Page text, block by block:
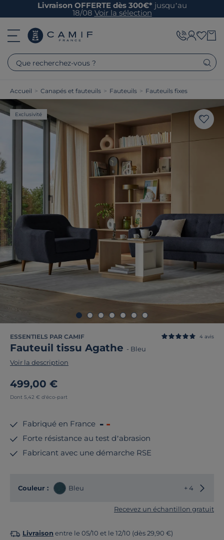
Livraison OFFERTE dès 300€* jusqu’au
18/08 Voir la sélection
Que recherchez-vous ?
Accueil > Canapés et fauteuils > Fauteuils > Fauteuils fixes
Exclusivité
ESSENTIELS PAR CAMIF
Fauteuil tissu Agathe - Bleu
4 avis
Voir la description
499,00 €
Dont 5,42 € d'éco-part
Fabriqué en France
Forte résistance au test d’abrasion
Fabricant avec une démarche RSE
Couleur : Bleu + 4
Recevez un échantillon gratuit
Livraison entre le 05/10 et le 12/10 (dès 29,90 €)